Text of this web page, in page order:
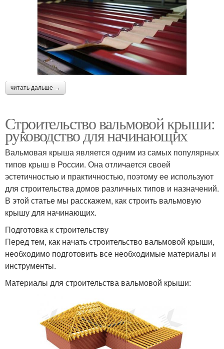
читать дальше →
Строительство вальмовой крыши:
руководство для начинающих
Вальмовая крыша является одним из самых популярных
типов крыш в России. Она отличается своей
эстетичностью и практичностью, поэтому ее используют
для строительства домов различных типов и назначений.
В этой статье мы расскажем, как строить вальмовую
крышу для начинающих.
Подготовка к строительству
Перед тем, как начать строительство вальмовой крыши,
необходимо подготовить все необходимые материалы и
инструменты.
Материалы для строительства вальмовой крыши: